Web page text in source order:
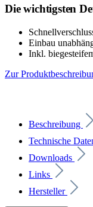
Die wichtigsten
Einbau
Inkl.
Zur
Beschreibung
Technische
Downloads
Links
Hersteller